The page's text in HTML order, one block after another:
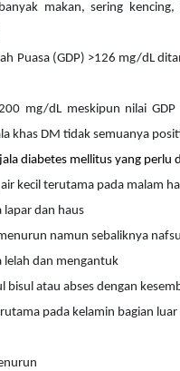
makan, sering
Puasa (GDP) >126 mg/dL
mg/dL meskipun nilai
khas DM tidak semuanya
diabetes mellitus yang perlu
kecil terutama pada malam
lapar dan haus
namun sebaliknya
lelah dan mengantuk
bisul atau abses dengan
pada kelamin bagian luar